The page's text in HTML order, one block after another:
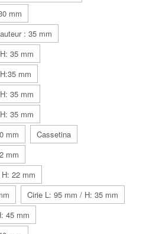
mm
: 35 mm
35 mm
mm
35 mm
35 mm
mm
Cassetina
mm
22 mm
Cirie L: 95 mm / H: 35 mm
45 mm